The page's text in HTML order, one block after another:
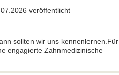
veröffentlicht
sollten wir uns kennenlernen.Für
engagierte Zahnmedizinische